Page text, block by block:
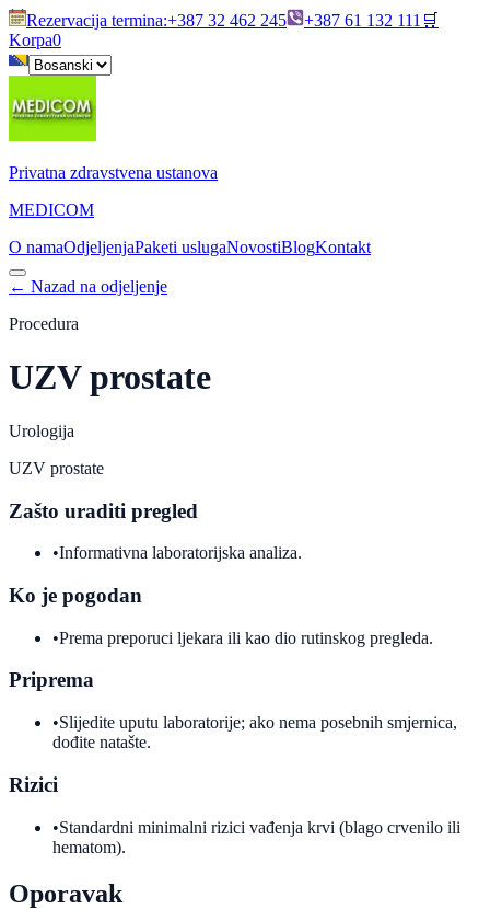
Rezervacija termina:+387 32 462 245 +387 61 132 111 🛒
Korpa0
Privatna zdravstvena ustanova
MEDICOM
O namaOdjeljenjaPaketi uslugaNovostiBlogKontakt
← Nazad na odjeljenje
Procedura
UZV prostate
Urologija
UZV prostate
Zašto uraditi pregled
•Informativna laboratorijska analiza.
Ko je pogodan
•Prema preporuci ljekara ili kao dio rutinskog pregleda.
Priprema
•Slijedite uputu laboratorije; ako nema posebnih smjernica,
dođite natašte.
Rizici
•Standardni minimalni rizici vađenja krvi (blago crvenilo ili
hematom).
Oporavak